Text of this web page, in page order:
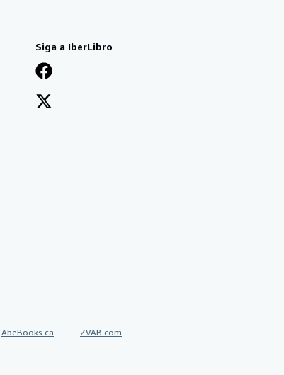
Siga a IberLibro
AbeBooks.ca ZVAB.com